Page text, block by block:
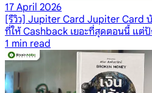
17 April 2026
[รีวิว] Jupiter Card Jupiter Card
ที่ให้ Cashback เยอะที่สุดตอนนี้ แต่
1 min read